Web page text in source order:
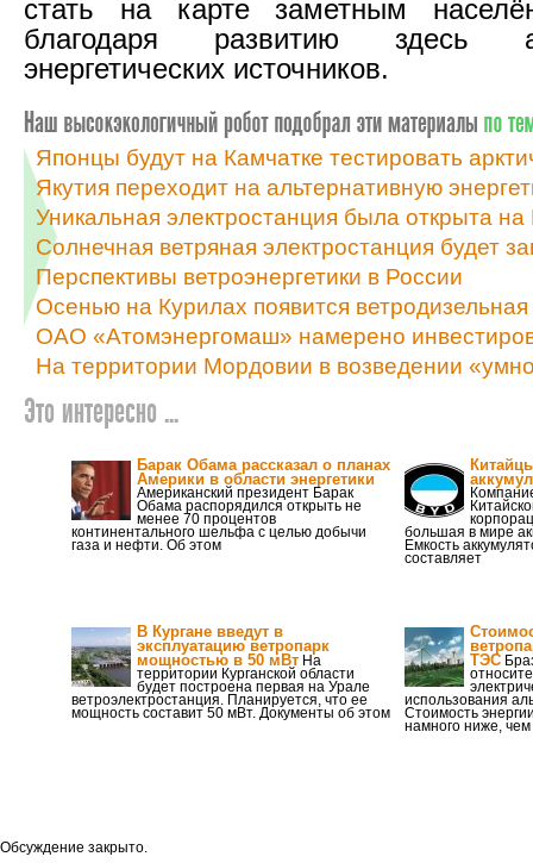
стать на карте заметным
благодаря развитию здесь
энергетических источников.
Японцы будут на Камчатке тестировать
Якутия переходит на альтернативную
Уникальная электростанция была открыта на
Солнечная ветряная электростанция будет
Перспективы ветроэнергетики в России
Осенью на Курилах появится ветродизельная
ОАО «Атомэнергомаш» намерено
На территории Мордовии в возведении
Это интересно ...
Барак Обама рассказал о планах
Америки в области энергетики
Американский президент Барак
Обама распорядился открыть не
менее 70 процентов
континентального шельфа с целью добычи
газа и нефти. Об этом
большая в мире
Емкость
составляет
В Кургане введут в
эксплуатацию ветропарк
мощностью в 50 мВт На
территории Курганской области
будет построена первая на Урале
ветроэлектростанция. Планируется, что ее
мощность составит 50 мВт. Документы об этом
ТЭС
использования
Стоимость
намного ниже, чем
Обсуждение закрыто.